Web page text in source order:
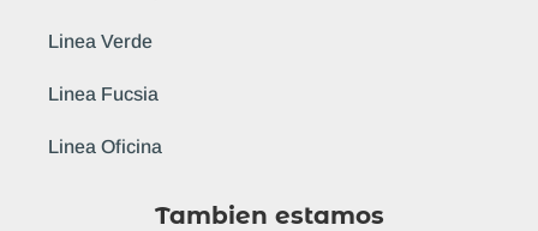
Linea Verde
Linea Fucsia
Linea Oficina
Tambien estamos